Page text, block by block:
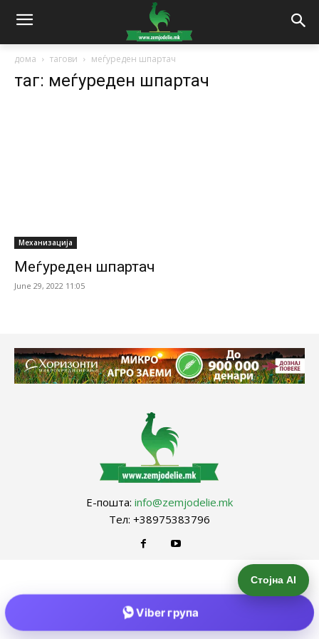
дома тагови меѓуреден шпартач
таг: меѓуреден шпартач
Механизација
Меѓуреден шпартач
June 29, 2022 11:05
Е-пошта: info@zemjodelie.mk
Тел: +38975383796
Стојна AI
Viber група